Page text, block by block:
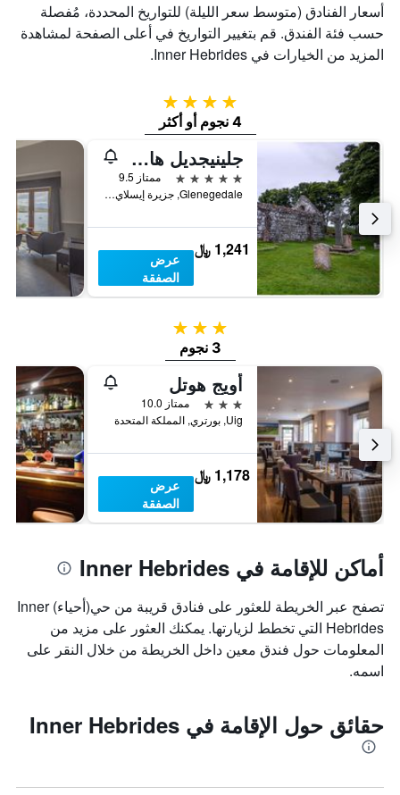
أسعار الفنادق (متوسط سعر الليلة) للتواريخ المحددة، مُفصلة
حسب فئة الفندق. قم بتغيير التواريخ في أعلى الصفحة لمشاهدة
المزيد من الخيارات في Inner Hebrides.
4 نجوم
4 نجوم أو أكثر
جلينيجديل هاوس
5 نجوم
ممتاز 9.5
Glenegedale, جزيرة إيسلاي, المملكة المتحدة
1,241 ﷼
عرض
الصفقة
3 نجوم
3 نجوم
أويج هوتل
3 نجوم
ممتاز 10.0
Uig, بورتري, المملكة المتحدة
1,178 ﷼
عرض
الصفقة
أماكن للإقامة في Inner Hebrides
تصفح عبر الخريطة للعثور على فنادق قريبة من حي(أحياء) Inner
Hebrides التي تخطط لزيارتها. يمكنك العثور على مزيد من
المعلومات حول فندق معين داخل الخريطة من خلال النقر على
اسمه.
حقائق حول الإقامة في Inner Hebrides